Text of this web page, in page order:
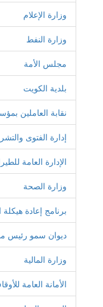
وزارة الإعلام
وزارة النفط
مجلس الأمة
بلدية الكويت
نقابة العاملين
إدارة الفتوى
الإدارة العامة
وزارة الصحة
برنامج إعادة هيكلة
ديوان سمو رئيس
وزارة المالية
الأمانة العامة